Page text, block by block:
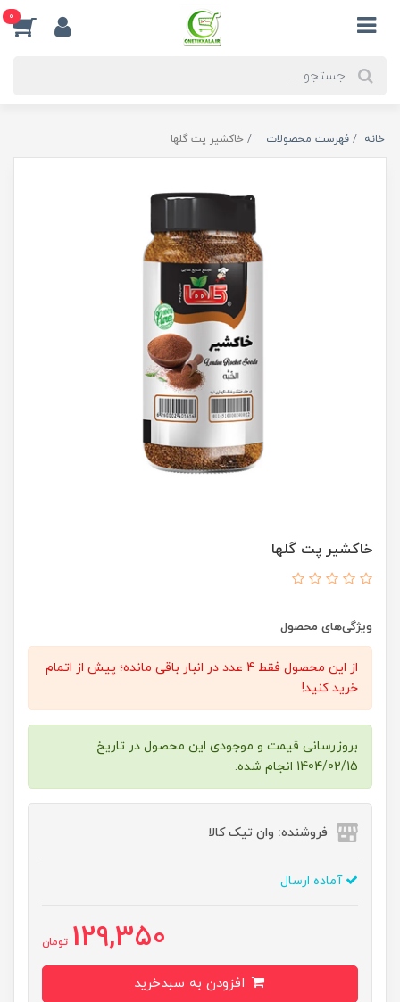
0
خانه فهرست محصولات خاکشیر پت گلها
خاکشیر پت گلها
ویژگی‌های محصول
از این محصول فقط 4 عدد در انبار باقی مانده؛ پیش از اتمام
خرید کنید!
بروزرسانی قیمت و موجودی این محصول در تاریخ
1404/02/15 انجام شده.
فروشنده: وان تیک کالا
آماده ارسال
129,350 تومان